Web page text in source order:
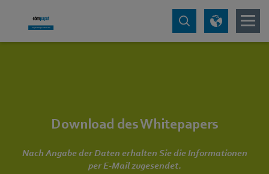
Download des Whitepapers
Nach Angabe der Daten erhalten Sie die Informationen
per E-Mail zugesendet.